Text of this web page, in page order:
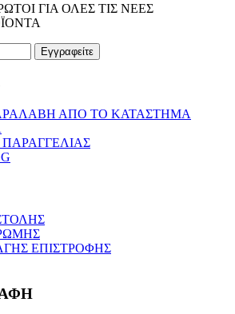
ΓΙΑ ΟΛΕΣ ΤΙΣ ΝΕΕΣ
ΑΠΟ ΤΟ ΚΑΤΑΣΤΗΜΑ
ΕΠΙΣΤΡΟΦΗΣ